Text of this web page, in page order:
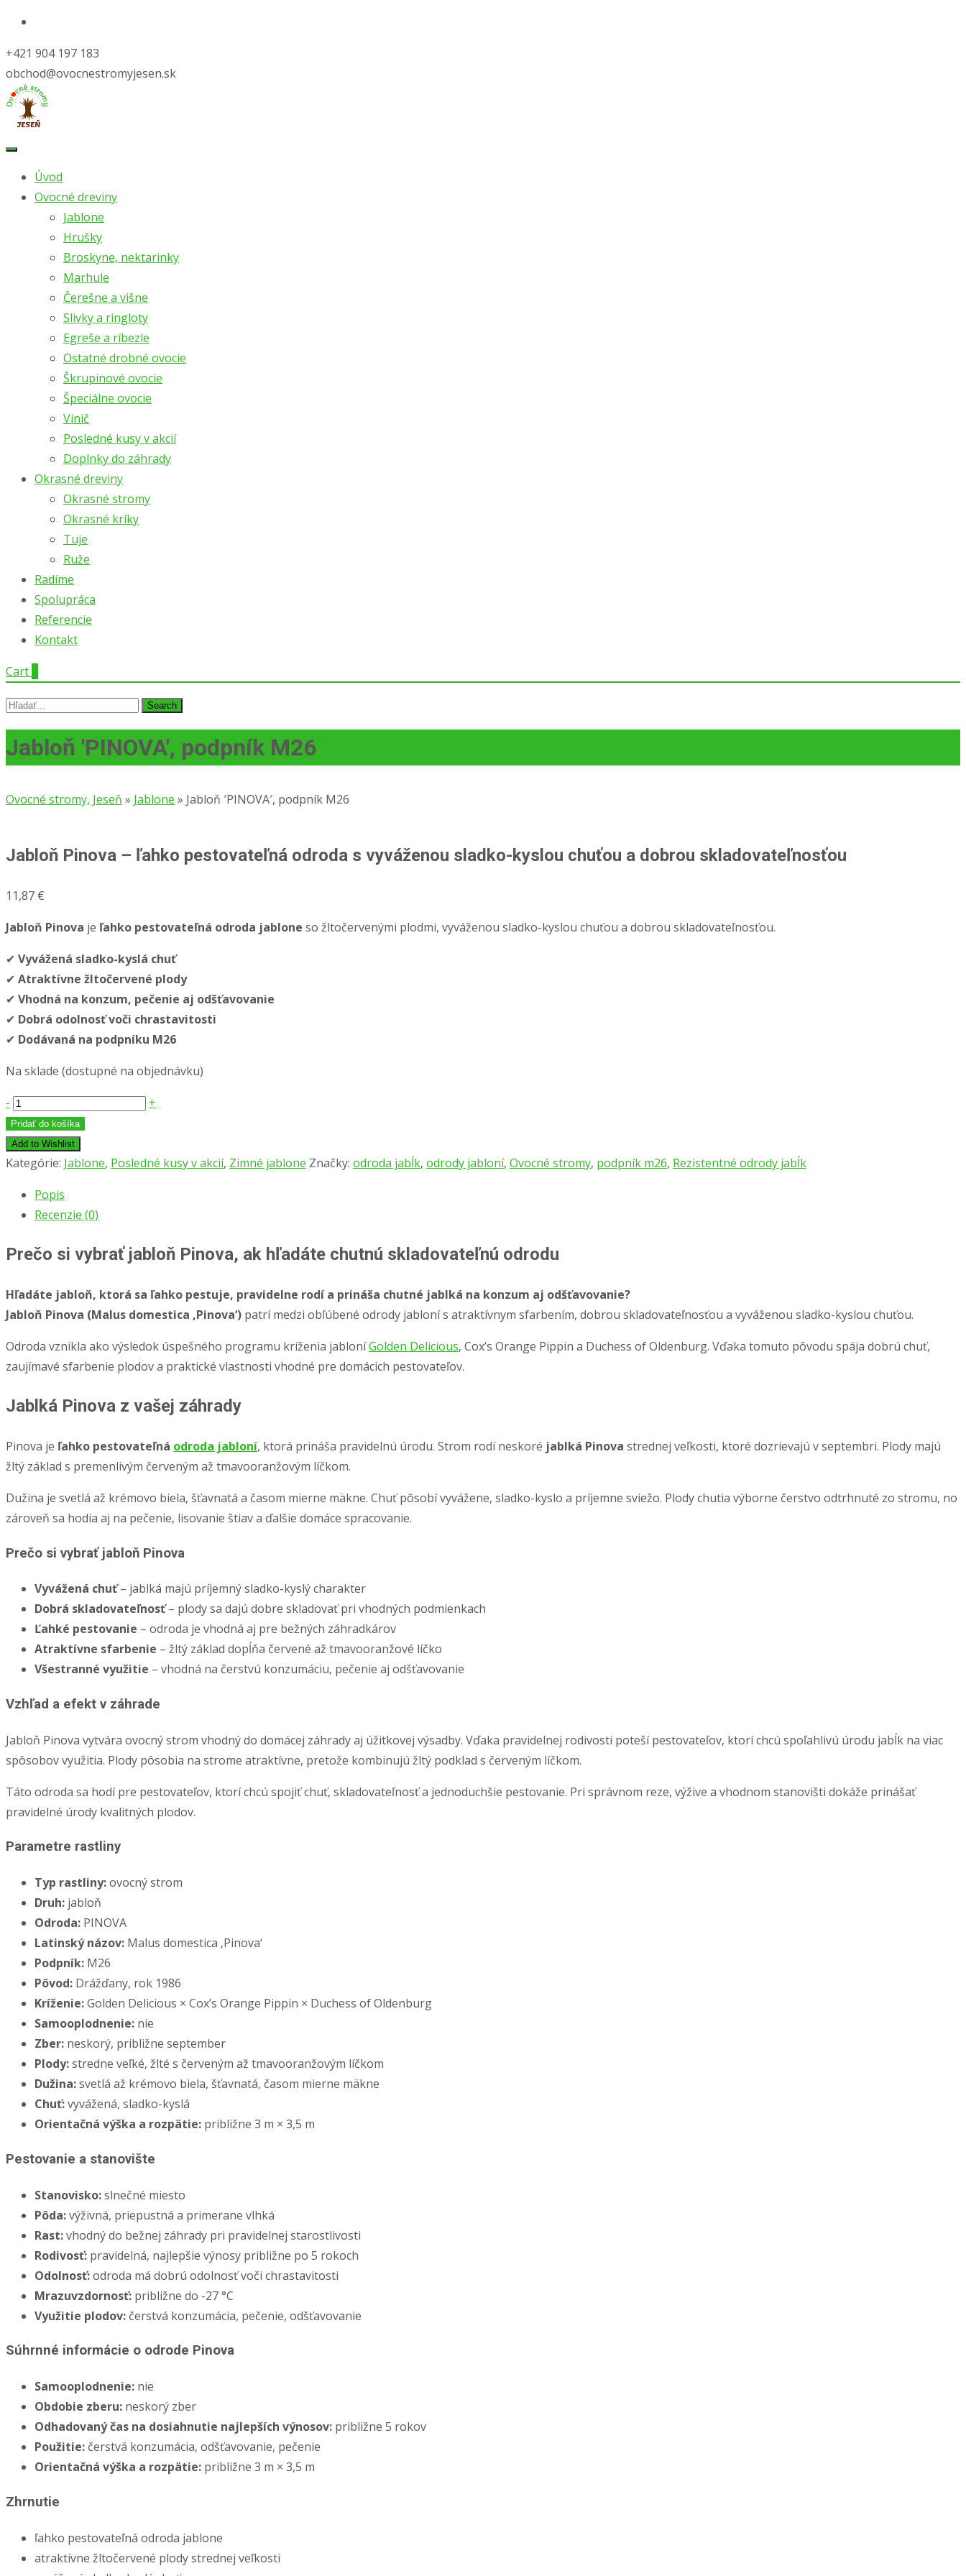
+421 904 197 183
obchod@ovocnestromyjesen.sk
Skip
contentÚvod
Ovocné dreviny
Jablone
Hrušky
Broskyne, nektarinky
Marhule
Čerešne a višne
Slivky a ringloty
Egreše a ríbezle
Ostatné drobné ovocie
Škrupinové ovocie
Špeciálne ovocie
Vinič
Posledné kusy v akcií
Doplnky do záhrady
Okrasné dreviny
Okrasné stromy
Okrasné kríky
Tuje
Ruže
Radíme
Spolupráca
Referencie
Kontakt
Cart
Search
Jabloň ′PINOVA′, podpník M26
Ovocné stromy, Jeseň » Jablone » Jabloň ′PINOVA′, podpník M26
Jabloň Pinova – ľahko pestovateľná odroda s vyváženou sladko-kyslou chuťou a dobrou skladovateľnosťou
11,87 €
Jabloň Pinova je ľahko pestovateľná odroda jablone so žltočervenými plodmi, vyváženou sladko-kyslou chuťou a dobrou skladovateľnosťou.
✔ Vyvážená sladko-kyslá chuť
✔ Atraktívne žltočervené plody
✔ Vhodná na konzum, pečenie aj odšťavovanie
✔ Dobrá odolnosť voči chrastavitosti
✔ Dodávaná na podpníku M26
Na sklade (dostupné na objednávku)
- množstvo
Jabloň
′PINOVA′,
podpník
+
Pridať do košíka
Add to Wishlist
Kategórie: Jablone, Posledné kusy v akcií, Zimné jablone Značky: odroda jabĺk, odrody jabloní, Ovocné stromy, podpník m26, Rezistentné odrody jabĺk
Popis
Recenzie (0)
Prečo si vybrať jabloň Pinova, ak hľadáte chutnú skladovateľnú odrodu
Hľadáte jabloň, ktorá sa ľahko pestuje, pravidelne rodí a prináša chutné jablká na konzum aj odšťavovanie?
Jabloň Pinova (Malus domestica ‚Pinova‘) patrí medzi obľúbené odrody jabloní s atraktívnym sfarbením, dobrou skladovateľnosťou a vyváženou sladko-kyslou chuťou.
Odroda vznikla ako výsledok úspešného programu kríženia jabloníGolden Delicious, Cox’s Orange Pippin a Duchess of Oldenburg. Vďaka tomuto pôvodu spája dobrú chuť,
zaujímavé sfarbenie plodov a praktické vlastnosti vhodné pre domácich pestovateľov.
Jablká Pinova z vašej záhrady
Pinova je ľahko pestovateľná odroda jabloní, ktorá prináša pravidelnú úrodu. Strom rodí neskoré jablká Pinova strednej veľkosti, ktoré dozrievajú v septembri. Plody majú
žltý základ s premenlivým červeným až tmavooranžovým líčkom.
Dužina je svetlá až krémovo biela, šťavnatá a časom mierne mäkne. Chuť pôsobí vyvážene, sladko-kyslo a príjemne sviežo. Plody chutia výborne čerstvo odtrhnuté zo stromu, no
zároveň sa hodia aj na pečenie, lisovanie štiav a ďalšie domáce spracovanie.
Prečo si vybrať jabloň Pinova
Vyvážená chuť– jablká majú príjemný sladko-kyslý charakter
Dobrá skladovateľnosť– plody sa dajú dobre skladovať pri vhodných podmienkach
Ľahké pestovanie – odroda je vhodná aj pre bežných záhradkárov
Atraktívne sfarbenie – žltý základ dopĺňa červené až tmavooranžové líčko
Všestranné využitie – vhodná na čerstvú konzumáciu, pečenie aj odšťavovanie
Vzhľad a efekt v záhrade
Jabloň Pinova vytvára ovocný strom vhodný do domácej záhrady aj úžitkovej výsadby. Vďaka pravidelnej rodivosti poteší pestovateľov, ktorí chcú spoľahlivú úrodu jabĺk na viac
spôsobov využitia. Plody pôsobia na strome atraktívne, pretože kombinujú žltý podklad s červeným líčkom.
Táto odroda sa hodí pre pestovateľov, ktorí chcú spojiť chuť, skladovateľnosť a jednoduchšie pestovanie. Pri správnom reze, výžive a vhodnom stanovišti dokáže prinášať
pravidelné úrody kvalitných plodov.
Parametre rastliny
Typ rastliny:ovocný strom
Druh: jabloň
Odroda: PINOVA
Latinský názov: Malus domestica ‚Pinova‘
Podpník: M26
Pôvod: Drážďany, rok 1986
Kríženie:Golden Delicious × Cox’s Orange Pippin × Duchess of Oldenburg
Samooplodnenie: nie
Zber: neskorý, približne september
Plody:stredne veľké, žlté s červeným až tmavooranžovým líčkom
Dužina:svetlá až krémovo biela, šťavnatá, časom mierne mäkne
Chuť:vyvážená, sladko-kyslá
Orientačná výška a rozpätie: približne 3 m × 3,5 m
Pestovanie a stanovište
Stanovisko:slnečné miesto
Pôda:výživná, priepustná a primerane vlhká
Rast:vhodný do bežnej záhrady pri pravidelnej starostlivosti
Rodivosť: pravidelná, najlepšie výnosy približne po 5 rokoch
Odolnosť:odroda má dobrú odolnosť voči chrastavitosti
Mrazuvzdornosť: približne do -27 °C
Využitie plodov: čerstvá konzumácia, pečenie, odšťavovanie
Súhrnné informácie o odrode Pinova
Samooplodnenie: nie
Obdobie zberu: neskorý zber
Odhadovaný čas na dosiahnutie najlepších výnosov: približne 5 rokov
Použitie: čerstvá konzumácia, odšťavovanie, pečenie
Orientačná výška a rozpätie: približne 3 m × 3,5 m
Zhrnutie
ľahko pestovateľná odroda jablone
atraktívne žltočervené plody strednej veľkosti